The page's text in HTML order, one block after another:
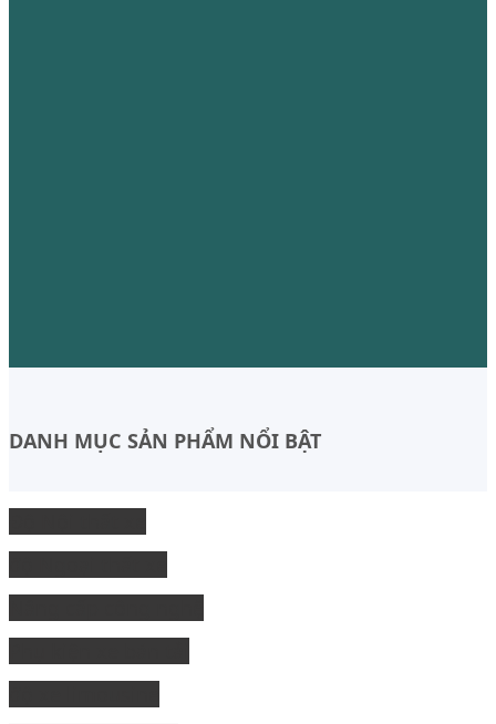
DANH MỤC SẢN PHẨM NỔI BẬT